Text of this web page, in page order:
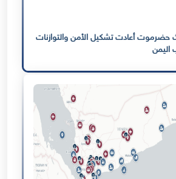
حضرموت أعادت تشكيل الأمن والتوازنات
اليمن